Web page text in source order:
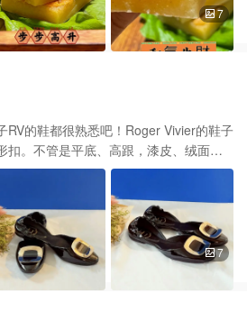
，剪好并铺上油纸，倒入搅拌好的面
力推荐这一款年糕粉非
道。又不是太甜，柔软而又有嚼头。连
吃。 谢谢大家的喜欢和支
7
RV的鞋都很熟悉吧！Roger Vivier的鞋子
。不管是平底、高跟，漆皮、绒面
种不同材质的方扣设计。 ❤️这对
扣的单鞋购买于 Saks Fifth Avenue 当
用了礼卡和积分，也不记得多少钱入手
金色扣，复古风十足，无论搭配裙子、
出生于1907年的
位于巴黎皇家大道开立首家门店，并为
起，就开始将方扣元素发扬光大。 谢
7